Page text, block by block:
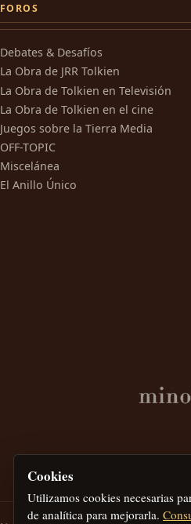
FOROS
Debates & Desafíos
La Obra de JRR Tolkien
La Obra de Tolkien en Televisión
La Obra de Tolkien en el cine
Juegos sobre la Tierra Media
OFF-TOPIC
Miscelánea
El Anillo Único
Cookies
Utilizamos cookies necesarias
de analítica para mejorarla.